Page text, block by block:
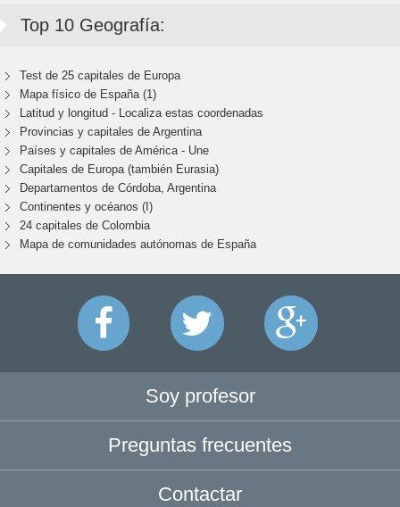
Top 10 Geografía:
Test de 25 capitales de Europa
Mapa físico de España (1)
Latitud y longitud - Localiza estas coordenadas
Provincias y capitales de Argentina
Países y capitales de América - Une
Capitales de Europa (también Eurasia)
Departamentos de Córdoba, Argentina
Continentes y océanos (I)
24 capitales de Colombia
Mapa de comunidades autónomas de España
Soy profesor
Preguntas frecuentes
Contactar